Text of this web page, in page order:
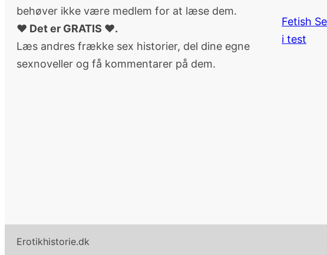
behøver ikke være medlem for at læse dem.
♥ Det er GRATIS ♥.
Læs andres frække sex historier, del dine egne
sexnoveller og få kommentarer på dem.
Fetish
i test
Erotikhistorie.dk